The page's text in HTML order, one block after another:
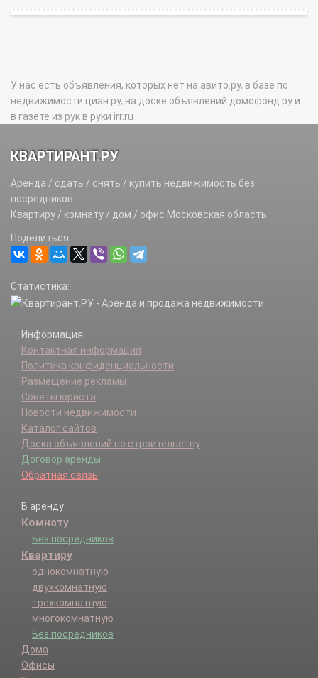
У нас есть объявления, которых нет на авито.ру, в базе по
недвижимости циан.ру, на доске объявлений домофонд.ру и
в газете из рук в руки irr.ru
КВАРТИРАНТ.РУ
Аренда / сдать / снять / купить недвижимость без
посредников.
Квартиру / комнату / дом / офис Московская область
Поделиться:
Статистика:
Информация:
Контактная информация
Политика конфиденциальности
Размещение рекламы
Советы юриста
Новости недвижимости
Каталог сайтов
Доска объявлений по строительству
Договор аренды
Обратная связь
В аренду:
Комнату
Без посредников
Квартиру
однокомнатную
двухкомнатную
трехкомнатную
многокомнатную
Без посредников
Дома
Офисы